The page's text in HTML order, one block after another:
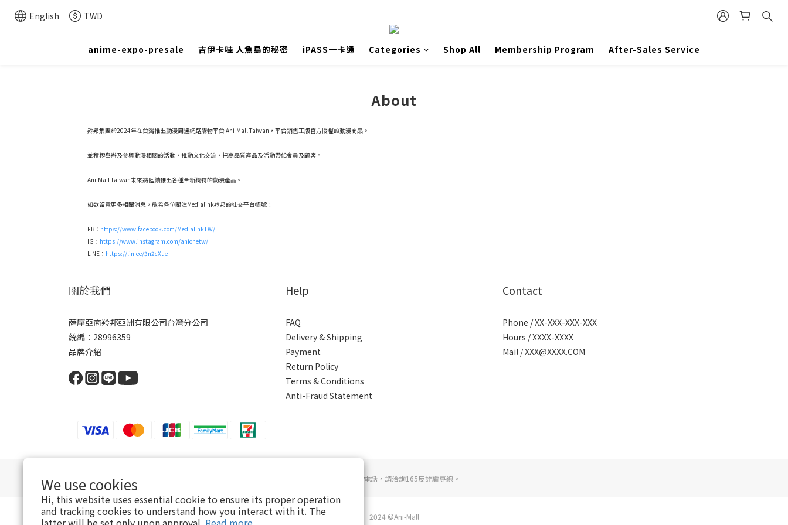
We use cookies
Hi, this website uses essential cookie to ensure its proper operation
and tracking cookies to understand how you interact with it. The
English TWD
anime-expo-presale 吉伊卡哇 人魚島的秘密 iPASS一卡通 Categories Shop All Membership Program After-Sales Service
About
羚邦集團於2024年在台灣推出動漫周邊網路購物平台 Ani-Mall Taiwan，平台銷售正版官方授權的動漫商品。
並積極舉辦及參與動漫相關的活動，推動文化交流，把高品質產品及活動帶給會員及顧客。
Ani-Mall Taiwan未來將陸續推出各種全新獨特的動漫產品。
如欲留意更多相關消息，敬希各位關注Medialink羚邦的社交平台帳號！
FB： https://www.facebook.com/MedialinkTW/
IG： https://www.instagram.com/anionetw/
LINE： https://lin.ee/3n2cXue
關於我們
薩摩亞商羚邦亞洲有限公司台灣分公司
統編：28996359
品牌介紹
Help
FAQ
Delivery & Shipping
Payment
Return Policy
Terms & Conditions
Anti-Fraud Statement
Contact
Phone / XX-XXX-XXX-XXX
Hours / XXXX-XXXX
Mail / XXX@XXXX.COM
若接到可疑電話，請洽詢165反詐騙專線。
2024 ©Ani-Mall